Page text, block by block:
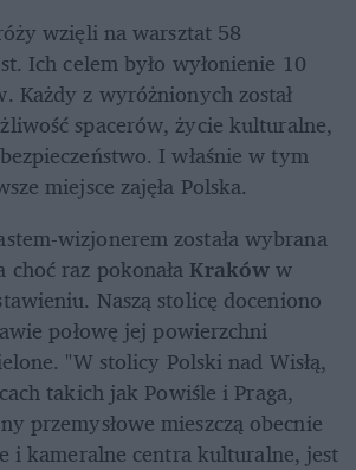
wzięli na warsztat 58
Ich celem było wyłonienie 10
Każdy z wyróżnionych został
spacerów, życie kulturalne,
I właśnie w tym
miejsce zajęła Polska.
Największym miastem-wizjonerem została wybrana
choć raz pokonała Kraków w
Naszą stolicę doceniono
połowę jej powierzchni
"W stolicy Polski nad Wisłą,
takich jak Powiśle i Praga,
przemysłowe mieszczą obecnie
i kameralne centra kulturalne, jest